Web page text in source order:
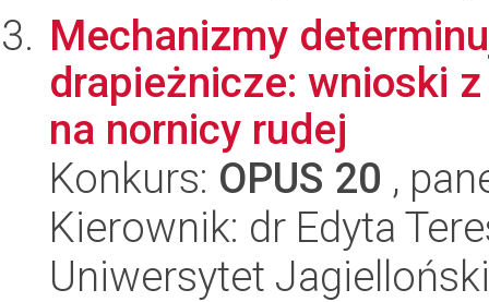
Mechanizmy
drapieżnicze: wnioski
na nornicy rudej
Konkurs: OPUS 20 ,
Kierownik: dr Edyta
Uniwersytet